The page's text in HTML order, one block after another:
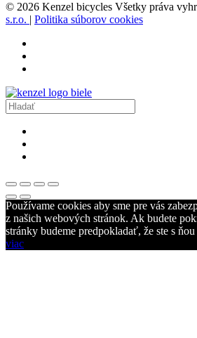
© 2026 Kenzel bicycles Všetky práva
s.r.o. | Politika súborov cookies
Používame cookies aby sme pre vás
z našich webových stránok. Ak budete
stránky budeme predpokladať, že ste s
viac